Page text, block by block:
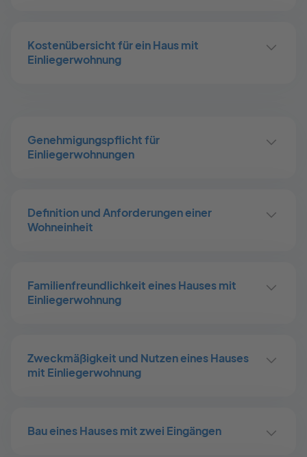
Kostenübersicht für ein Haus mit
Einliegerwohnung
Genehmigungspflicht für
Einliegerwohnungen
Definition und Anforderungen einer
Wohneinheit
Familienfreundlichkeit eines Hauses mit
Einliegerwohnung
Zweckmäßigkeit und Nutzen eines Hauses
mit Einliegerwohnung
Bau eines Hauses mit zwei Eingängen